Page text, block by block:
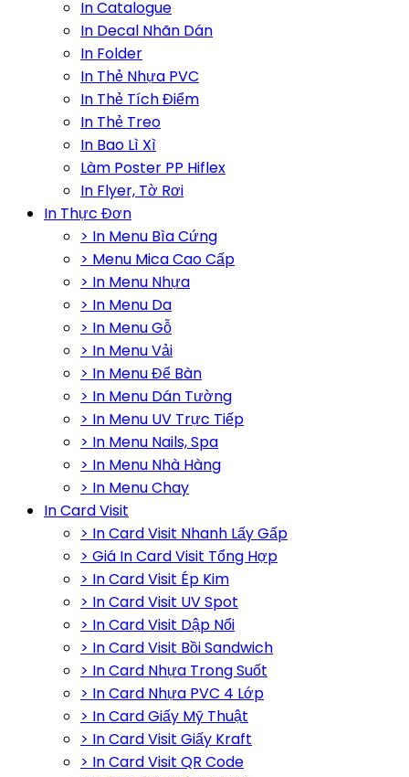
In Catalogue
In Decal Nhãn Dán
In Folder
In Thẻ Nhựa PVC
In Thẻ Tích Điểm
In Thẻ Treo
In Bao Lì Xì
Làm Poster PP Hiflex
In Flyer, Tờ Rơi
In Thực Đơn
> In Menu Bìa Cứng
> Menu Mica Cao Cấp
> In Menu Nhựa
> In Menu Da
> In Menu Gỗ
> In Menu Vải
> In Menu Để Bàn
> In Menu Dán Tường
> In Menu UV Trực Tiếp
> In Menu Nails, Spa
> In Menu Nhà Hàng
> In Menu Chay
In Card Visit
> In Card Visit Nhanh Lấy Gấp
> Giá In Card Visit Tổng Hợp
> In Card Visit Ép Kim
> In Card Visit UV Spot
> In Card Visit Dập Nổi
> In Card Visit Bồi Sandwich
> In Card Nhựa Trong Suốt
> In Card Nhựa PVC 4 Lớp
> In Card Giấy Mỹ Thuật
> In Card Visit Giấy Kraft
> In Card Visit QR Code